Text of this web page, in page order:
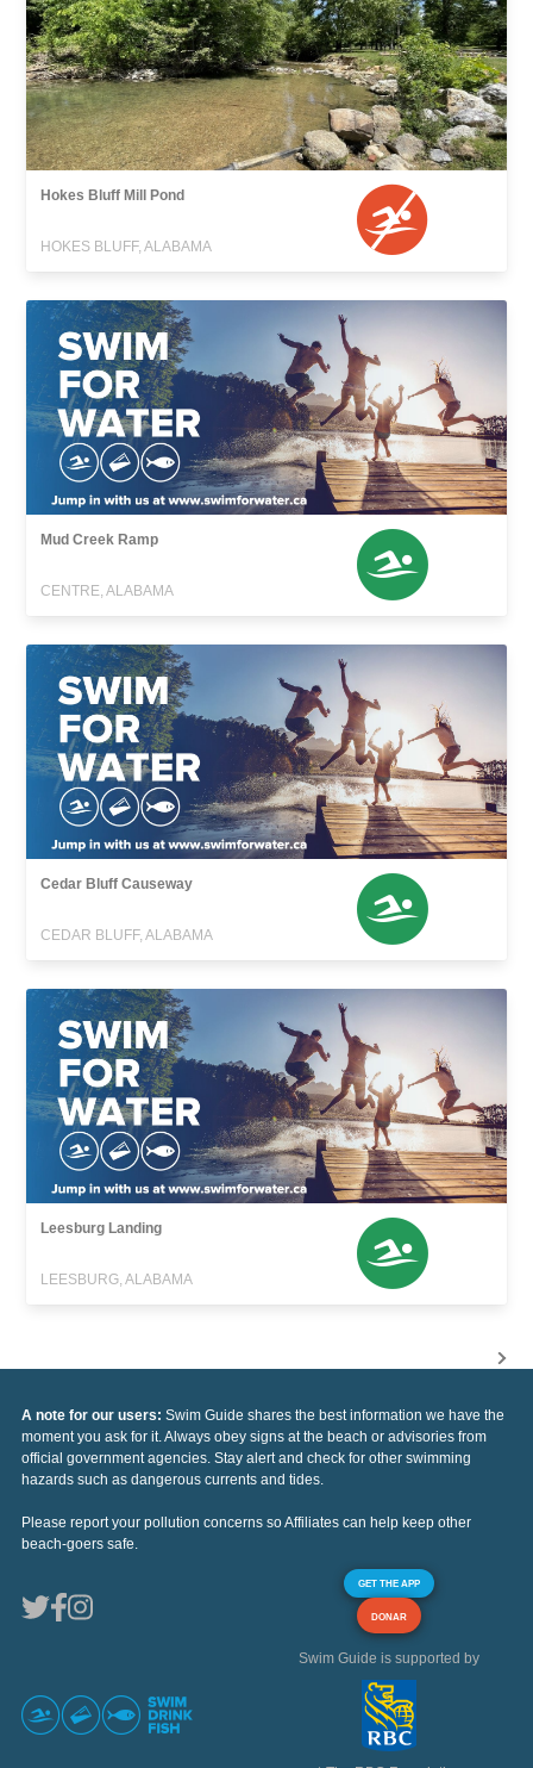
Hokes Bluff Mill Pond
HOKES BLUFF, ALABAMA
Mud Creek Ramp
CENTRE, ALABAMA
Cedar Bluff Causeway
CEDAR BLUFF, ALABAMA
Leesburg Landing
LEESBURG, ALABAMA
A note for our users: Swim Guide shares the best information we have the
moment you ask for it. Always obey signs at the beach or advisories from
official government agencies. Stay alert and check for other swimming
hazards such as dangerous currents and tides.
Please report your pollution concerns so Affiliates can help keep other
beach-goers safe.
GET THE APP
DONAR
Swim Guide is supported by